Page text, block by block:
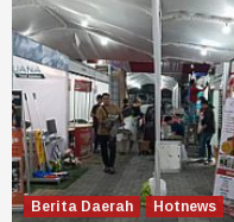
Berita Daerah
Hotnews